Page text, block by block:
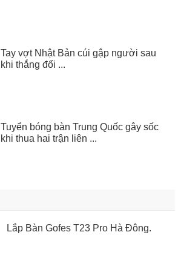
Tay vợt Nhật Bản cúi gập người sau
khi thắng đối ...
Tuyển bóng bàn Trung Quốc gây sốc
khi thua hai trận liên ...
Lắp Bàn Gofes T23 Pro Hà Đông.